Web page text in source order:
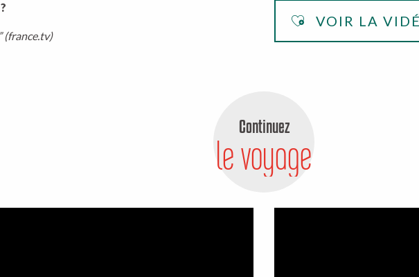
(france.tv)
VOIR LA
Continuez
le voyage